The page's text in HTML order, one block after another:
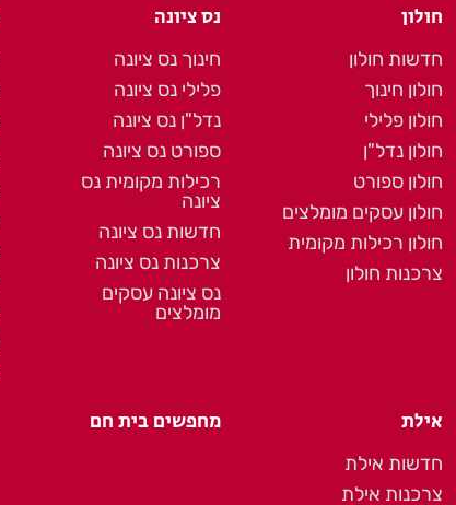
חולון
חדשות חולון
חולון חינוך
חולון פלילי
חולון נדל"ן
חולון ספורט
חולון עסקים מומלצים
חולון רכילות מקומית
צרכנות חולון
נס ציונה
חינוך נס ציונה
פלילי נס ציונה
נדל"ן נס ציונה
ספורט נס ציונה
רכילות מקומית נס
ציונה
חדשות נס ציונה
צרכנות נס ציונה
נס ציונה עסקים
מומלצים
אילת
חדשות אילת
צרכנות אילת
מחפשים בית חם